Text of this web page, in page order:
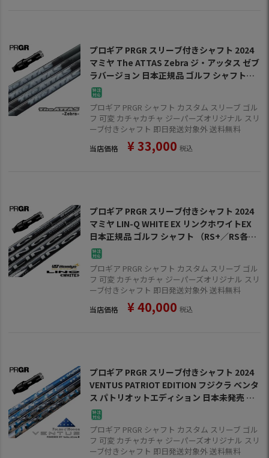
プロギア PRGR スリーブ付きシャフト 2024
マミヤ The ATTAS Zebra ジ・アッタス ゼブ
ラバージョン 日本正規品 ゴルフ シャフト
（RS+／RS各種／RSF各種）
プロギア PRGR シャフト カスタム スリーブ ゴル
フ 可変 カチャカチャ ジーパーズオリジナル スリ
ーブ付きシャフト 即日発送対象外 送料無料
当店価格 ¥33,000 税込
プロギア PRGR スリーブ付きシャフト 2024
マミヤ LIN-Q WHITE EX リンクホワイトEX
日本正規品 ゴルフ シャフト （RS+／RS各種
／RSF各種）
プロギア PRGR シャフト カスタム スリーブ ゴル
フ 可変 カチャカチャ ジーパーズオリジナル スリ
ーブ付きシャフト 即日発送対象外 送料無料
当店価格 ¥40,000 税込
プロギア PRGR スリーブ付きシャフト 2024
VENTUS PATRIOT EDITION フジクラ ベンタ
ス パトリオットエディション 日本未発売 US
A直輸入品 数量限定 ゴルフ シャフト（RS+／
RS各種／RSF各種）
プロギア PRGR シャフト カスタム スリーブ ゴル
フ 可変 カチャカチャ ジーパーズオリジナル スリ
ーブ付きシャフト 即日発送対象外 送料無料